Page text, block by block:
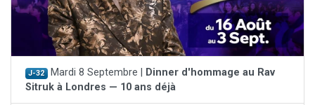
J-32 Mardi 8 Septembre |
Dinner d'hommage au Rav
Sitruk à Londres — 10 ans déjà